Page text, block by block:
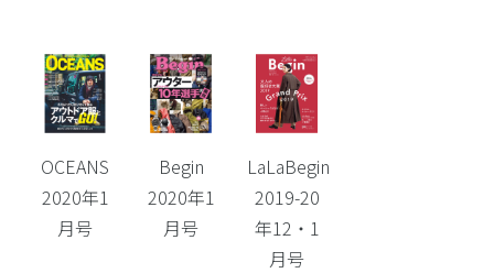
OCEANS
2020年1
月号
Begin
2020年1
月号
LaLaBegin
2019-20
年12・1
月号